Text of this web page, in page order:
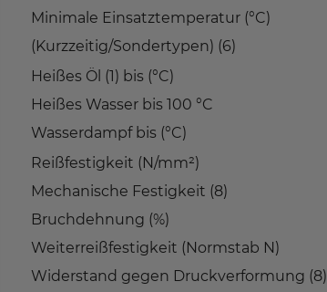
Minimale Einsatztemperatur (°C)
(Kurzzeitig/Sondertypen) (6)
Heißes Öl (1) bis (°C)
Heißes Wasser bis 100 °C
Wasserdampf bis (°C)
Reißfestigkeit (N/mm²)
Mechanische Festigkeit (8)
Bruchdehnung (%)
Weiterreißfestigkeit (Normstab N)
Widerstand gegen Druckverformung (8)